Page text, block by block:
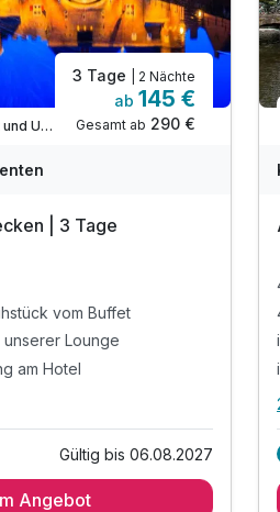
Soesterberg, Utrecht und Umgebung
3 Tage | 2 Nächte
ab 145 €
Gesamt ab 290 €
| 3 Tage
vom Buffet
Lounge
am Hotel
vom Buffet
Gültig bis 06.08.2027
Angebot